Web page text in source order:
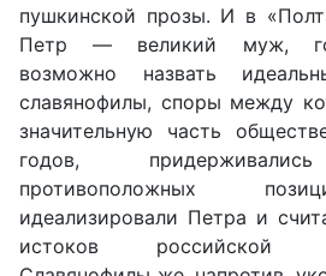
пушкинской прозы. И в
Петр — великий муж,
возможно назвать
славянофилы, споры между
значительную часть
годов,
противоположных
идеализировали Петра и
истоков российской